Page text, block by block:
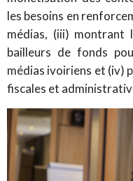
les besoins en
médias, (iii) montrant
bailleurs de fonds
médias ivoiriens et (iv)
fiscales et